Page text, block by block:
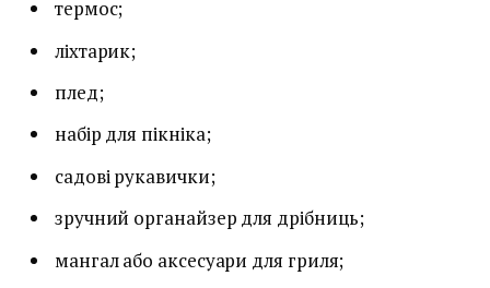
термос;
ліхтарик;
плед;
набір для пікніка;
садові рукавички;
зручний органайзер для дрібниць;
мангал або аксесуари для гриля;